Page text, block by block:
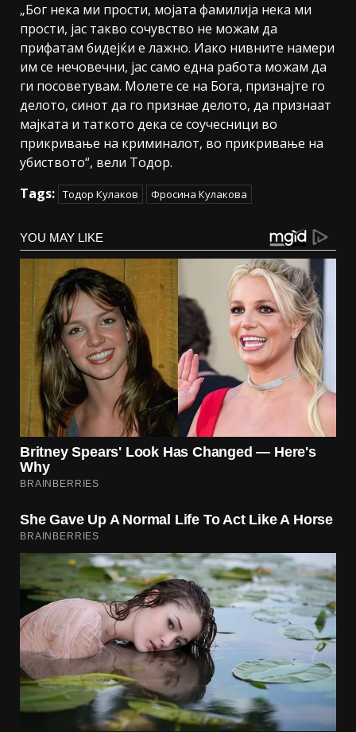
„Бог нека ми прости, мојата фамилија нека ми
прости, јас такво сочувство не можам да
прифатам бидејќи е лажно. Иако нивните намери
им се нечовечни, јас само една работа можам да
ги посоветувам. Молете се на Бога, признајте го
делото, синот да го признае делото, да признаат
мајката и таткото дека се соучесници во
прикривање на криминалот, во прикривање на
убиството“, вели Тодор.
Tags: Тодор Кулаков Фросина Кулакова